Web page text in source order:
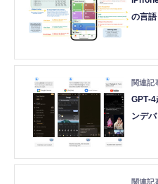
の言
本を
GPT-
ンデ
（生